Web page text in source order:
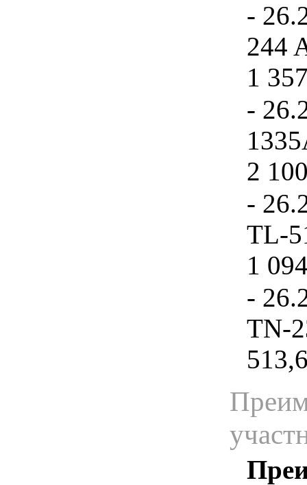
-
244
1
-
2
-
TL-
1
-
TN-